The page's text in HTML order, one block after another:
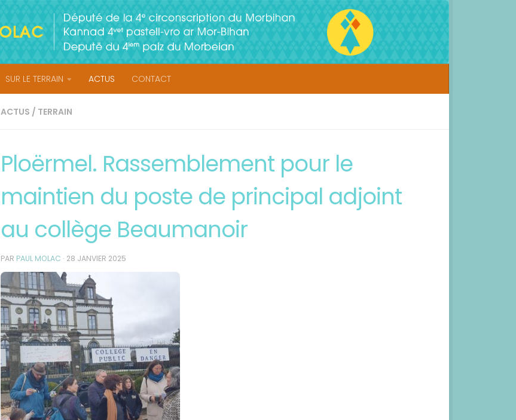
SUR LE TERRAIN ACTUS CONTACT
ACTUS / TERRAIN
Ploërmel. Rassemblement pour le
maintien du poste de principal adjoint
au collège Beaumanoir
PAR PAUL MOLAC · 28 JANVIER 2025